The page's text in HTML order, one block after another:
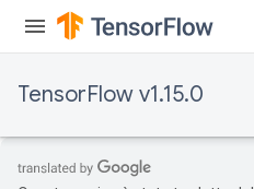
TensorFlow v1.15.0